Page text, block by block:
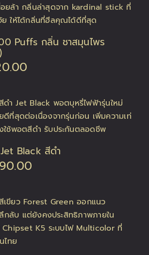
฿220.00.
Puffs กลิ่น ชาสมุนไพร
is:
฿220.00.
Black สีดำ
is:
฿890.00.